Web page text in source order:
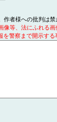
作者様への批判は禁
像等、法にふれる
を警察まで開示する